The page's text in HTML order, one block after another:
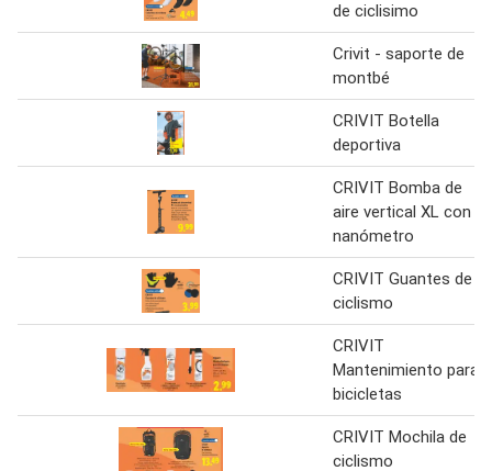
de ciclisimo
Crivit - saporte de
montbé
CRIVIT Botella
deportiva
CRIVIT Bomba de
aire vertical XL con
nanómetro
CRIVIT Guantes de
ciclismo
CRIVIT
Mantenimiento para
bicicletas
CRIVIT Mochila de
ciclismo